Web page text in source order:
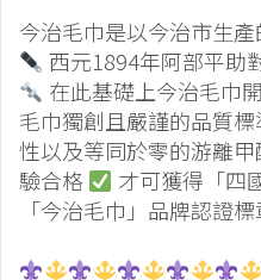
今治毛巾是以今治市生
西元1894年阿部平助
在此基礎上今治毛巾
毛巾獨創且嚴謹的品質標
性以及等同於零的游離
驗合格
才可獲得「四
「今治毛巾」品牌認證標